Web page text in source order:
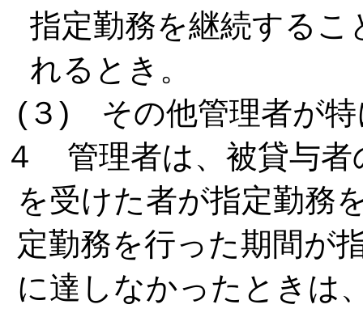
指定勤務を継続する
れるとき。
(３) その他管理者が特
４ 管理者は、被貸与者
を受けた者が指定勤務
定勤務を行った期間が
に達しなかったときは